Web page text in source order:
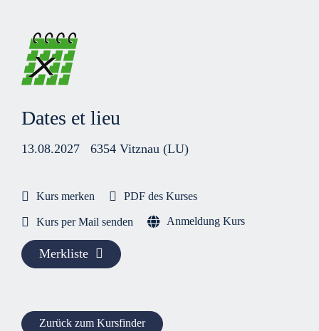
Dates et lieu
13.08.2027 6354 Vitznau (LU)
Kurs merken PDF des Kurses
Kurs per Mail senden Anmeldung Kurs
Merkliste
Zurück zum Kursfinder